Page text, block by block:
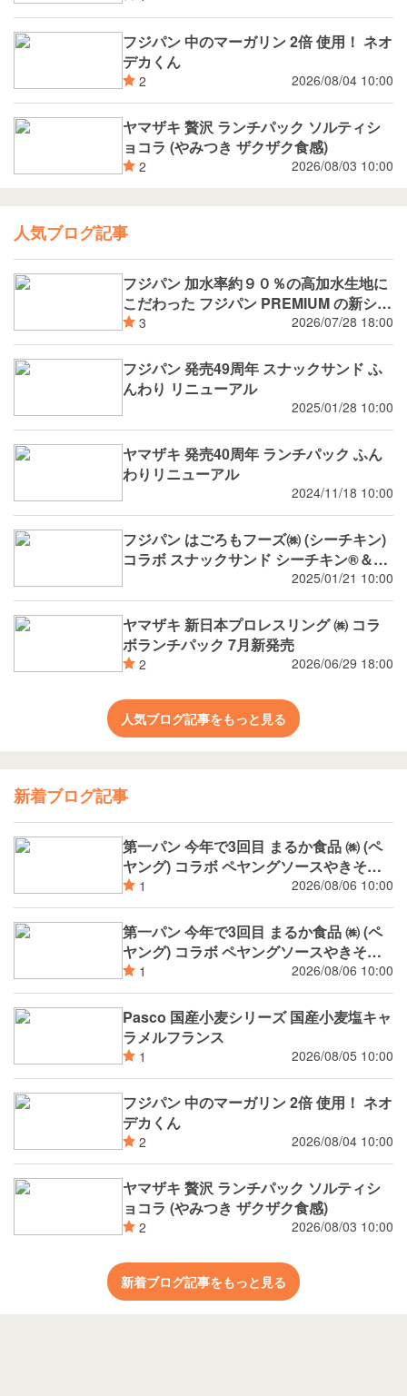
フジパン 中のマーガリン 2倍 使用！ ネオ
デカくん
2 2026/08/04 10:00
ヤマザキ 贅沢 ランチパック ソルティシ
ョコラ (やみつき ザクザク食感)
2 2026/08/03 10:00
人気ブログ記事
フジパン 加水率約９０％の高加水生地に
こだわった フジパン PREMIUM の新シリ
ーズ 潤rich（うるおいりっち）うるおい
サンド ブルーベリー 8月新発売
3 2026/07/28 18:00
フジパン 発売49周年 スナックサンド ふ
んわり リニューアル
2025/01/28 10:00
ヤマザキ 発売40周年 ランチパック ふん
わりリニューアル
2024/11/18 10:00
フジパン はごろもフーズ㈱ (シーチキン)
コラボ スナックサンド シーチキン®️＆タ
2025/01/21 10:00
ヤマザキ 新日本プロレスリング ㈱ コラ
ボランチパック 7月新発売
2 2026/06/29 18:00
人気ブログ記事をもっと見る
新着ブログ記事
第一パン 今年で3回目 まるか食品 ㈱ (ペ
ヤング) コラボ ペヤングソースやきそば
揚げパン
1 2026/08/06 10:00
第一パン 今年で3回目 まるか食品 ㈱ (ペ
ヤング) コラボ ペヤングソースやきそば
パン1 2026/08/06 10:00
Pasco 国産小麦シリーズ 国産小麦塩キャ
ラメルフランス
1 2026/08/05 10:00
フジパン 中のマーガリン 2倍 使用！ ネオ
デカくん
2 2026/08/04 10:00
ヤマザキ 贅沢 ランチパック ソルティシ
ョコラ (やみつき ザクザク食感)
2 2026/08/03 10:00
新着ブログ記事をもっと見る